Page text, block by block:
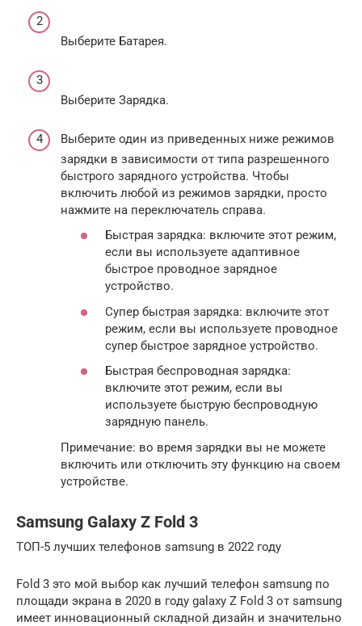
Выберите Батарея.
Выберите Зарядка.
Выберите один из приведенных ниже режимов
зарядки в зависимости от типа разрешенного
быстрого зарядного устройства. Чтобы
включить любой из режимов зарядки, просто
нажмите на переключатель справа.
Быстрая зарядка: включите этот режим,
если вы используете адаптивное
быстрое проводное зарядное
устройство.
Супер быстрая зарядка: включите этот
режим, если вы используете проводное
супер быстрое зарядное устройство.
Быстрая беспроводная зарядка:
включите этот режим, если вы
используете быструю беспроводную
зарядную панель.
Примечание: во время зарядки вы не можете
включить или отключить эту функцию на своем
устройстве.
Samsung Galaxy Z Fold 3
ТОП-5 лучших телефонов samsung в 2022 году
Fold 3 это мой выбор как лучший телефон samsung по
площади экрана в 2020 в году galaxy Z Fold 3 от samsung
имеет инновационный складной дизайн и значительно